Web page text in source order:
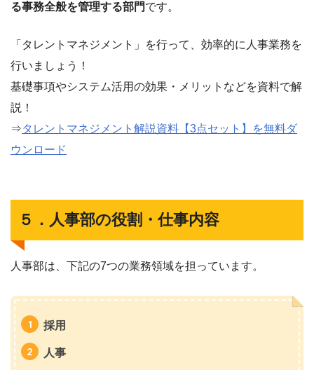
る事務全般を管理する部門です。
「タレントマネジメント」を行って、効率的に人事業務を
行いましょう！
基礎事項やシステム活用の効果・メリットなどを資料で解
説！
⇒タレントマネジメント解説資料【3点セット】を無料ダ
ウンロード
５．人事部の役割・仕事内容
人事部は、下記の7つの業務領域を担っています。
採用
人事